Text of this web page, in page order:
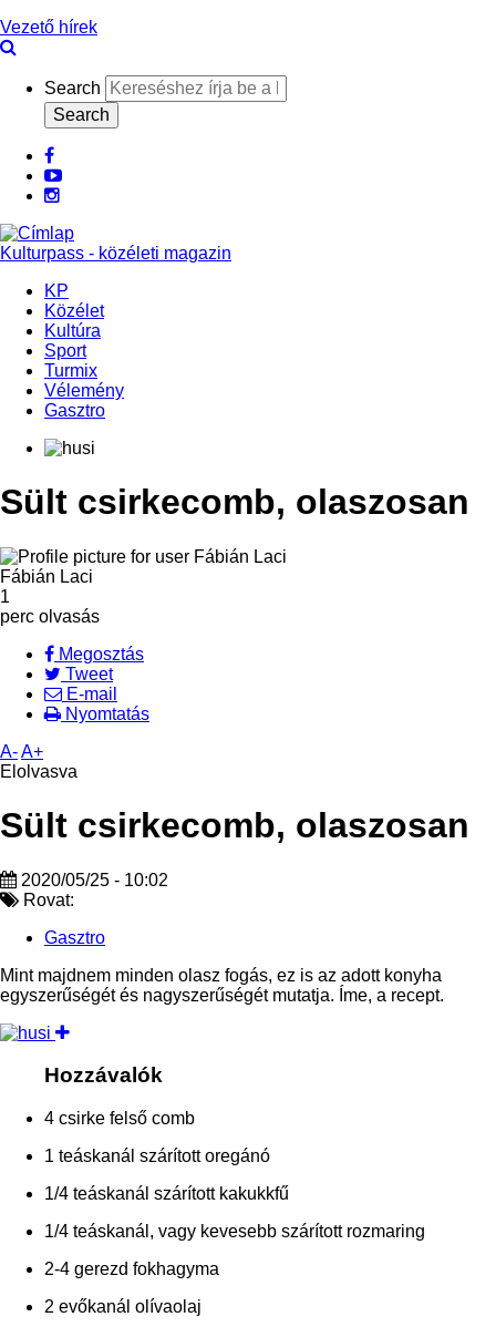
Vezető hírek
Search
facebook
Youtube
Instagram
Kulturpass - közéleti magazin
KP
Közélet
Kultúra
Sport
Turmix
Vélemény
Gasztro
Sült csirkecomb, olaszosan
Fábián Laci
1
perc olvasás
Megosztás
Tweet
E-mail
Nyomtatás
A-A+
Elolvasva
Sült csirkecomb, olaszosan
2020/05/25 - 10:02
Rovat:
Gasztro
Mint majdnem minden olasz fogás, ez is az adott konyha
egyszerűségét és nagyszerűségét mutatja. Íme, a recept.
Hozzávalók
4 csirke felső comb
1 teáskanál szárított oregánó
1/4 teáskanál szárított kakukkfű
1/4 teáskanál, vagy kevesebb szárított rozmaring
2-4 gerezd fokhagyma
2 evőkanál olívaolaj